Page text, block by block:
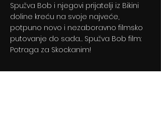
Spužva Bob i njegovi prijatelji iz Bikini
doline kreću na svoje najveće,
potpuno novo i nezaboravno filmsko
putovanje do sada… Spužva Bob film:
Potraga za Skockanim!